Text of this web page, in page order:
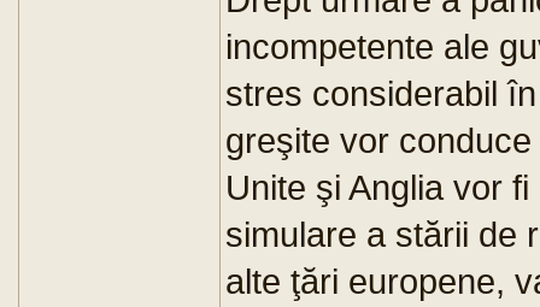
incompetente ale
stres considerabil
greşite vor
Unite şi Anglia vor
simulare a stării de
alte ţări europene,